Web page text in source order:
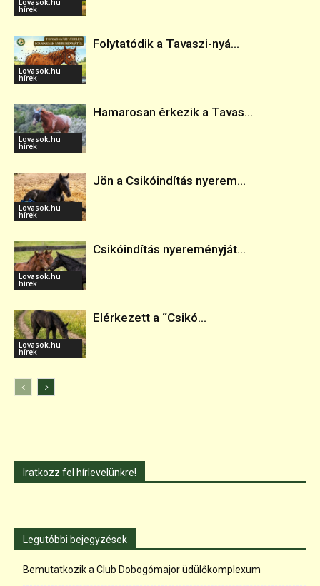
Lovasok.hu
hírek
Lovasok.hu
hírek
Folytatódik a Tavaszi-nyá...
Lovasok.hu
hírek
Hamarosan érkezik a Tavas...
Lovasok.hu
hírek
Jön a Csikóindítás nyerem...
Lovasok.hu
hírek
Csikóindítás nyereményját...
Lovasok.hu
hírek
Elérkezett a “Csikó...
Iratkozz fel hírlevelünkre!
Legutóbbi bejegyzések
Bemutatkozik a Club Dobogómajor üdülőkomplexum